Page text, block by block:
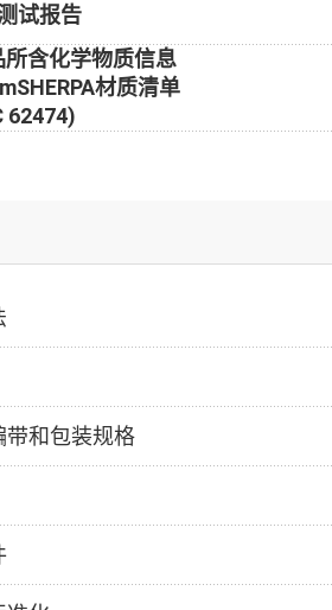
试报告
所含化学物质信息
材质清单
62474)
带和包装规格